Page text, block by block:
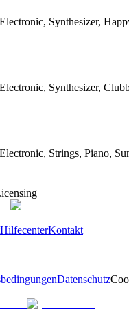
Electronic, Synthesizer,
Electronic, Synthesizer,
Electronic, Strings, Piano,
HilfecenterKontakt
Datenschutz